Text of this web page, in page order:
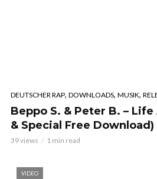
DEUTSCHER RAP, DOWNLOADS, MUSIK,
Beppo S. & Peter B. –
& Special Free Download)
39 views 1 min read
VIDEO